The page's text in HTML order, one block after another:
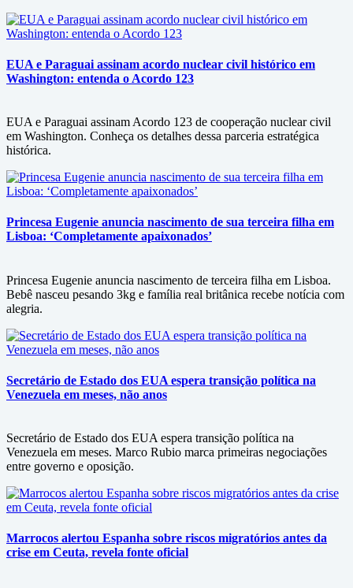
EUA e Paraguai assinam acordo nuclear civil histórico em
Washington: entenda o Acordo 123
EUA e Paraguai assinam Acordo 123 de cooperação nuclear civil
em Washington. Conheça os detalhes dessa parceria estratégica
histórica.
Princesa Eugenie anuncia nascimento de sua terceira filha em
Lisboa: ‘Completamente apaixonados’
Princesa Eugenie anuncia nascimento de terceira filha em Lisboa.
Bebê nasceu pesando 3kg e família real britânica recebe notícia com
alegria.
Secretário de Estado dos EUA espera transição política na
Venezuela em meses, não anos
Secretário de Estado dos EUA espera transição política na
Venezuela em meses. Marco Rubio marca primeiras negociações
entre governo e oposição.
Marrocos alertou Espanha sobre riscos migratórios antes da
crise em Ceuta, revela fonte oficial